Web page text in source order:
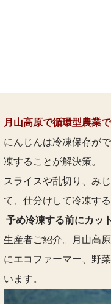
月山高原で循環型農業
にんじんは冷凍保存が
凍することが解決策。
スライスや乱切り、み
て、仕分けして冷凍す
予め冷凍する前にカッ
生産者ご紹介。月山高
にエコファーマー、野
います。